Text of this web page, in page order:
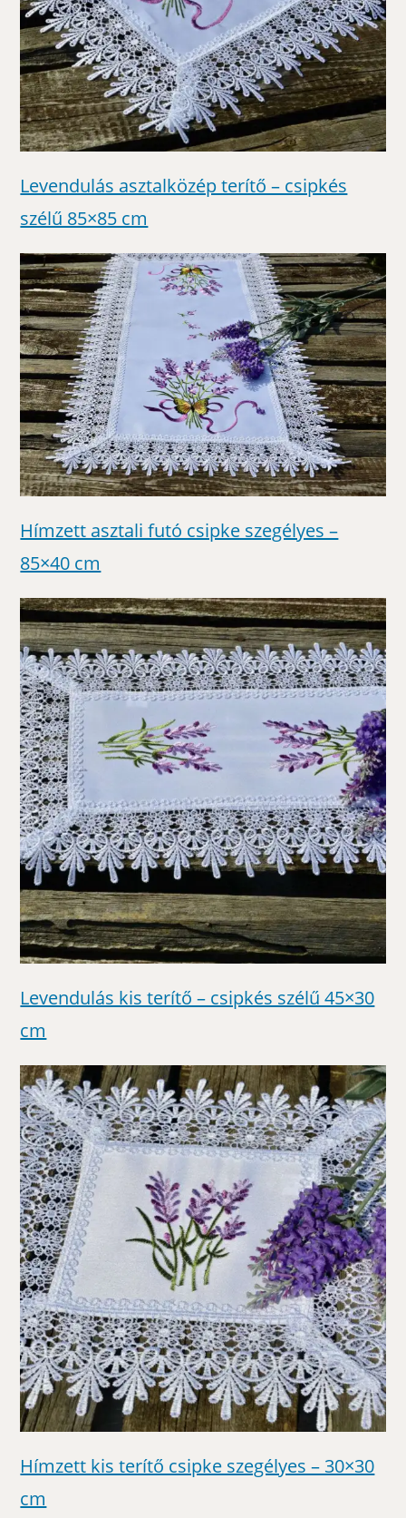
Levendulás asztalközép terítő – csipkés
szélű 85×85 cm
Hímzett asztali futó csipke szegélyes –
85×40 cm
Levendulás kis terítő – csipkés szélű 45×30
cm
Hímzett kis terítő csipke szegélyes – 30×30
cm